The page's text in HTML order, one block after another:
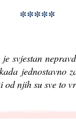
*****
svjestan
jednostavno
njih su sve to